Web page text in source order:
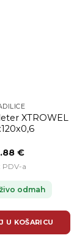
XTROWEL
€.
€Trenutna
je:
PDV-a
odmah
U KOŠARICU